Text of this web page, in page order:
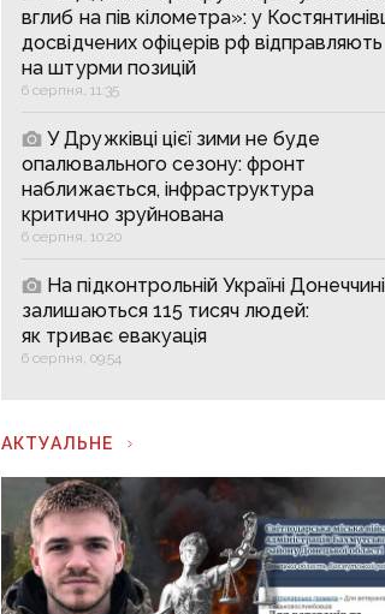
вглиб на пів кілометра»: у
досвідчених офіцерів рф відправляють
на штурми позицій
6 серпня, 11:35
У Дружківці цієї зими не буде
опалювального сезону: фронт
наближається, інфраструктура
критично зруйнована
6 серпня, 10:20
На підконтрольній Україні Донеччині
залишаються 115 тисяч людей:
як триває евакуація
6 серпня, 09:54
АКТУАЛЬНЕ